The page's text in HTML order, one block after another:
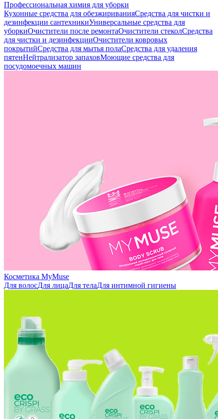
Профессиональная химия для уборки
Кухонные средства для обезжириванияСредства для чистки и
дезинфекции сантехникиУниверсальные средства для
уборкиОчистители после ремонтаОчистители стеколСредства
для чистки и дезинфекцииОчистители ковровых
покрытийСредства для мытья полаСредства для удаления
пятенНейтрализатор запаховМоющие средства для
посудомоечных машин
Косметика MyMuse
Для волосДля лицаДля телаДля интимной гигиены